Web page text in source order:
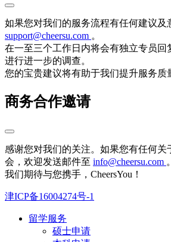
如果您对我们的服务流程有任何建议及
support@cheersu.com 。
在一至三个工作日内将会有独立专员回
进行进一步的调查。
您的宝贵建议将有助于我们提升服务质
商务合作邀请
感谢您对我们的关注。如果您有任何关
会，欢迎发送邮件至 info@cheersu.com 。
我们期待与您携手，CheersYou！
津ICP备16004274号-1
留学服务
硕士申请